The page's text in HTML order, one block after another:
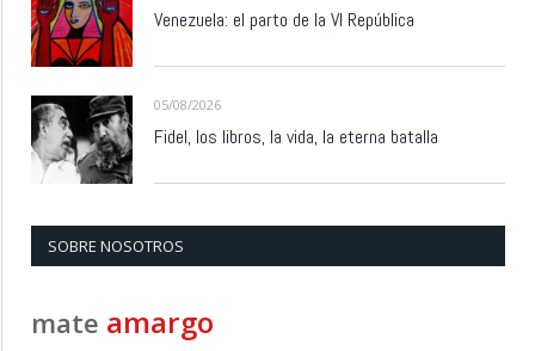
Venezuela: el parto de la VI República
05/08/2026
Fidel, los libros, la vida, la eterna batalla
SOBRE NOSOTROS
mate amargo